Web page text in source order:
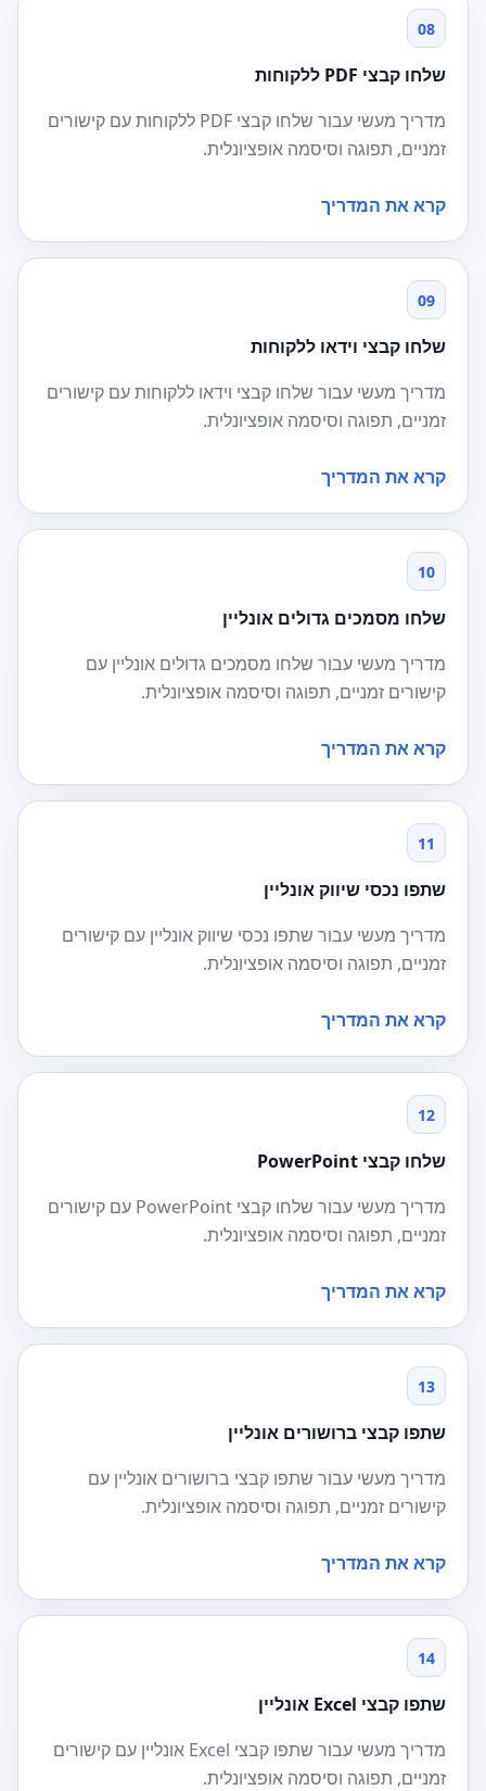
08
שלחו קבצי PDF ללקוחות
מדריך מעשי עבור שלחו קבצי PDF ללקוחות עם קישורים
זמניים, תפוגה וסיסמה אופציונלית.
קרא את המדריך
09
שלחו קבצי וידאו ללקוחות
מדריך מעשי עבור שלחו קבצי וידאו ללקוחות עם קישורים
זמניים, תפוגה וסיסמה אופציונלית.
קרא את המדריך
10
שלחו מסמכים גדולים אונליין
מדריך מעשי עבור שלחו מסמכים גדולים אונליין עם
קישורים זמניים, תפוגה וסיסמה אופציונלית.
קרא את המדריך
11
שתפו נכסי שיווק אונליין
מדריך מעשי עבור שתפו נכסי שיווק אונליין עם קישורים
זמניים, תפוגה וסיסמה אופציונלית.
קרא את המדריך
12
שלחו קבצי PowerPoint
מדריך מעשי עבור שלחו קבצי PowerPoint עם קישורים
זמניים, תפוגה וסיסמה אופציונלית.
קרא את המדריך
13
שתפו קבצי ברושורים אונליין
מדריך מעשי עבור שתפו קבצי ברושורים אונליין עם
קישורים זמניים, תפוגה וסיסמה אופציונלית.
קרא את המדריך
14
שתפו קבצי Excel אונליין
מדריך מעשי עבור שתפו קבצי Excel אונליין עם קישורים
זמניים, תפוגה וסיסמה אופציונלית.